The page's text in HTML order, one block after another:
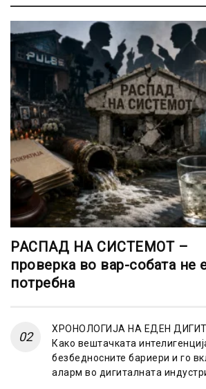
РАСПАД НА СИСТЕМОТ –
проверка во вар-собата не
потребна
ХРОНОЛОГИЈА НА ЕДЕН
Како вештачката
безбедносните бариери и го
аларм во дигиталната